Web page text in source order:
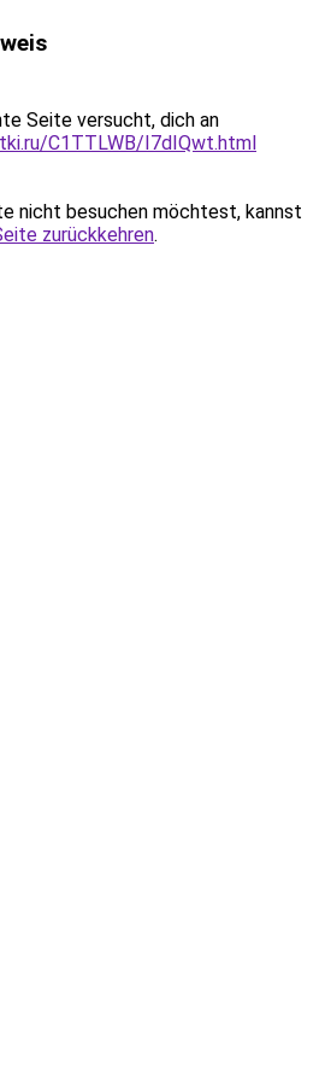
Seite versucht, dich an
C1TTLWB/I7dIQwt.html
nicht besuchen möchtest, kannst
zurückkehren.